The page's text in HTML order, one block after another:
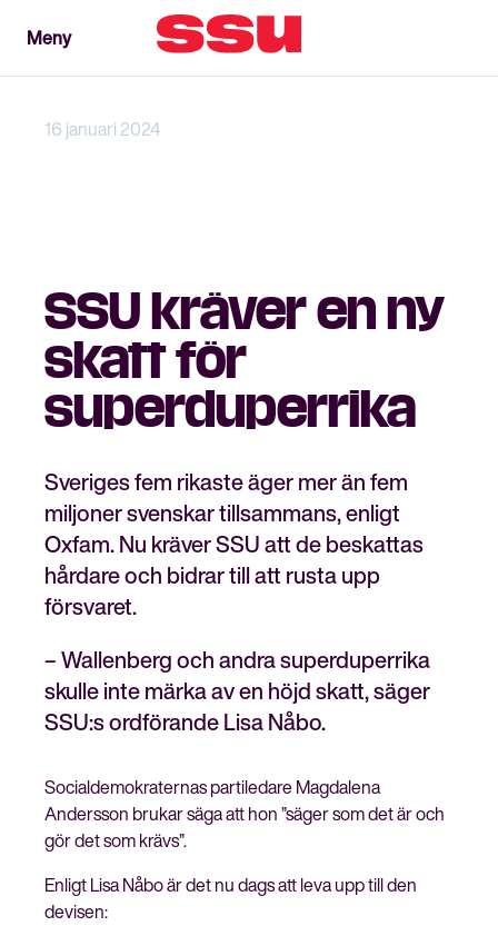
Stäng
MenyMeny
16 januari 2024
SSU kräver en ny
skatt för
superduperrika
Sveriges fem rikaste äger mer än fem
miljoner svenskar tillsammans, enligt
Oxfam. Nu kräver SSU att de beskattas
hårdare och bidrar till att rusta upp
försvaret.
– Wallenberg och andra superduperrika
skulle inte märka av en höjd skatt, säger
SSU:s ordförande Lisa Nåbo.
Socialdemokraternas partiledare Magdalena
Andersson brukar säga att hon ”säger som det är och
gör det som krävs”.
Enligt Lisa Nåbo är det nu dags att leva upp till den
devisen: